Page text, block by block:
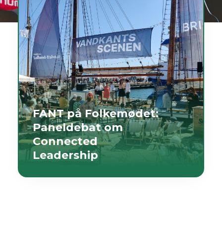
FANT på Folkemødet:
Paneldebat om
Connected
Leadership